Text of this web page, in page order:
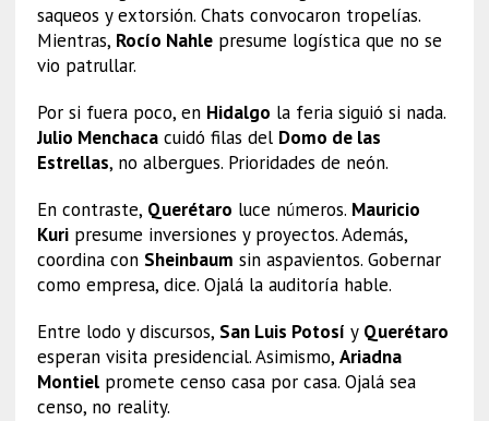
saqueos y extorsión. Chats convocaron tropelías.
Mientras, Rocío Nahlepresume logística que no se
vio patrullar.
Por si fuera poco, en Hidalgo la feria siguió si nada.
Julio Menchacacuidó filas del Domo de las
Estrellas, no albergues. Prioridades de neón.
En contraste, Querétaro luce números. Mauricio
Kuripresume inversiones y proyectos. Además,
coordina con Sheinbaum sin aspavientos. Gobernar
como empresa, dice. Ojalá la auditoría hable.
Entre lodo y discursos, San Luis Potosí y Querétaro
esperan visita presidencial. Asimismo, Ariadna
Montielpromete censo casa por casa. Ojalá sea
censo, no reality.